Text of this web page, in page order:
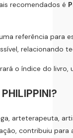
recomendados é
referência para
relacionando
o índice do
arteterapeuta,
contribuiu para